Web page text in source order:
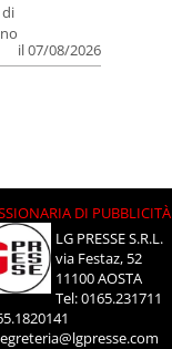
di
il 07/08/2026
DI PUBBLICITÀ
LG PRESSE S.R.L.
via Festaz, 52
11100 AOSTA
Tel: 0165.231711